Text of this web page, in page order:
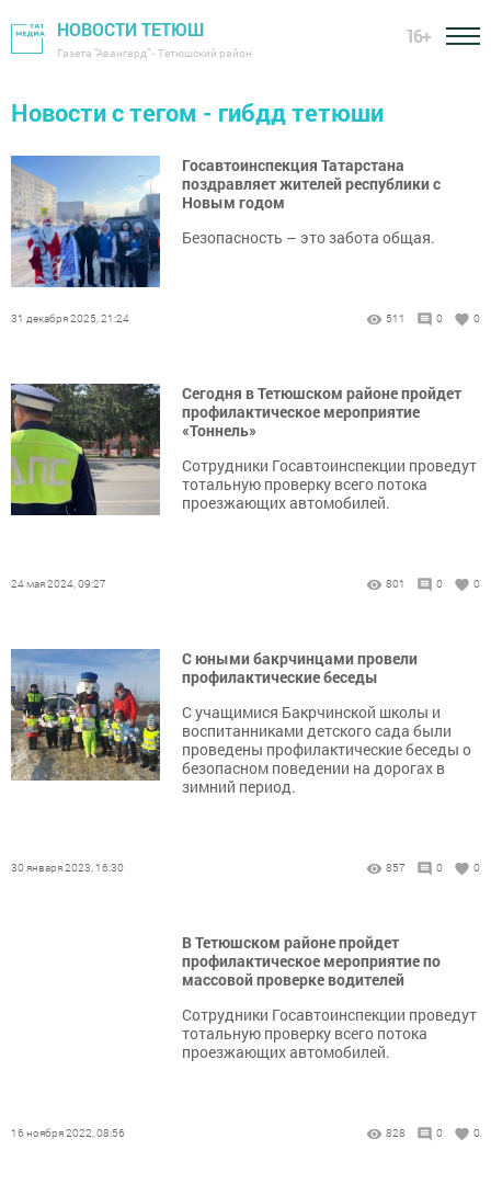
НОВОСТИ ТЕТЮШ
Газета "Авангард" - Тетюшский район
16+
Новости с тегом - гибдд тетюши
Госавтоинспекция Татарстана
поздравляет жителей республики с
Новым годом
Безопасность – это забота общая.
31 декабря 2025, 21:24 511 0 0
Сегодня в Тетюшском районе пройдет
профилактическое мероприятие
«Тоннель»
Сотрудники Госавтоинспекции проведут
тотальную проверку всего потока
проезжающих автомобилей.
24 мая 2024, 09:27 801 0 0
С юными бакрчинцами провели
профилактические беседы
С учащимися Бакрчинской школы и
воспитанниками детского сада были
проведены профилактические беседы о
безопасном поведении на дорогах в
зимний период.
30 января 2023, 16:30 857 0 0
В Тетюшском районе пройдет
профилактическое мероприятие по
массовой проверке водителей
Сотрудники Госавтоинспекции проведут
тотальную проверку всего потока
проезжающих автомобилей.
16 ноября 2022, 08:56 828 0 0